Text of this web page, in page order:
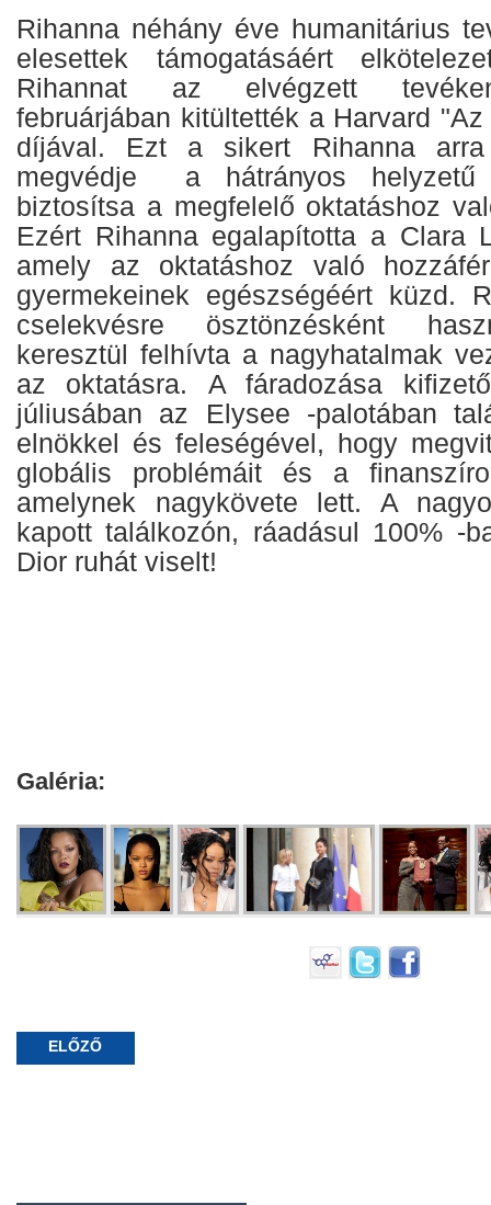
Rihanna néhány éve humanitárius
elesettek támogatásáért
Rihannat az elvégzett
februárjában kitültették a Harvard
díjával. Ezt a sikert Rihanna arra
megvédje a hátrányos helyzetű
biztosítsa a megfelelő oktatáshoz
Ezért Rihanna egalapította a Clara
amely az oktatáshoz való
gyermekeinek egészségéért küzd.
cselekvésre ösztönzésként
keresztül felhívta a nagyhatalmak
az oktatásra. A fáradozása
júliusában az Elysee -palotában
elnökkel és feleségével, hogy
globális problémáit és a
amelynek nagykövete lett. A
kapott találkozón, ráadásul 100% -
Dior ruhát viselt!
Galéria:
ELŐZŐ